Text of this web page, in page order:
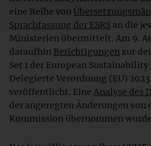
eine Reihe von
Sprachfassung der ESRS an die
Ministerien übermittelt. Am 9.
daraufhin Berichtigungen zur
Set 1 der European
Delegierte Verordnung (EU)
veröffentlicht. Eine Analyse des
der angeregten Änderungen von
Kommission übernommen